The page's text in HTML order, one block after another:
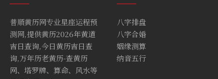
普顺黄历网专业星座运程预
测网,提供黄历2026年黄道
吉日查询,今日黄历吉日查
询,万年历老黄历-查黄历
网、塔罗牌、算命、风水等
八字排盘
八字合婚
姻缘测算
纳音五行